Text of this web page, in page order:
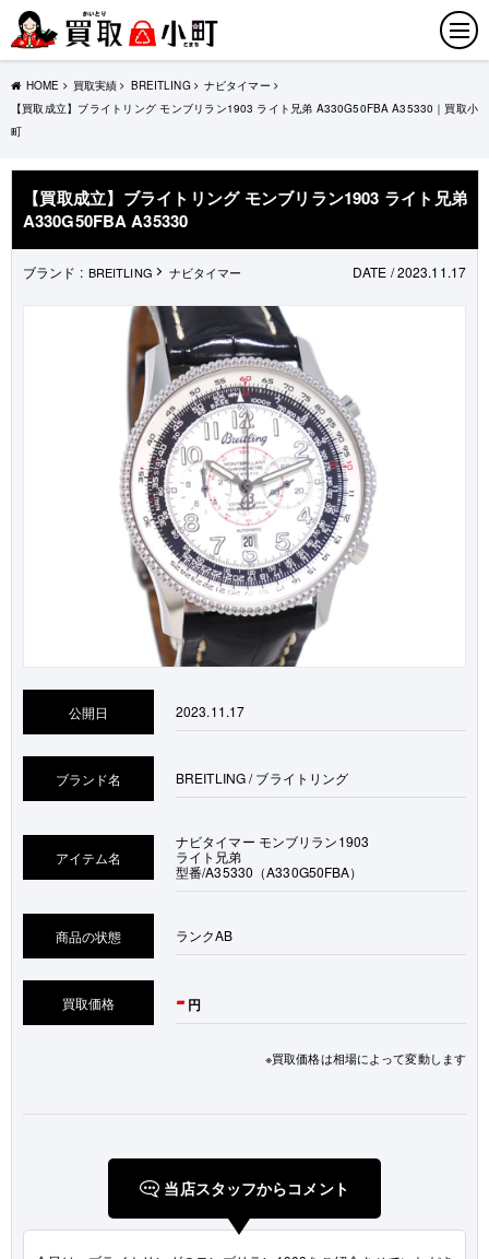
HOME 買取実績 BREITLING
ナビタイマー
【買取成立】ブライトリング モンブリラン1903 ライト兄弟 A330G50FBA A35330｜買取小
町
【買取成立】ブライトリング モンブリラン1903 ライト兄弟
A330G50FBA A35330
ブランド : BREITLING ナビタイマー DATE / 2023.11.17
公開日 2023.11.17
ブランド名 BREITLING / ブライトリング
アイテム名
ナビタイマー モンブリラン1903
ライト兄弟
型番/A35330（A330G50FBA）
商品の状態 ランクAB
買取価格 - 円
※買取価格は相場によって変動します
当店スタッフからコメント